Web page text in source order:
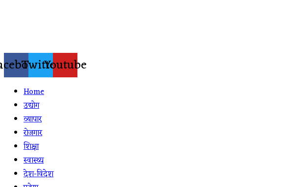
TwitterYoutube
Home
उद्योग
व्यापार
रोजगार
शिक्षा
स्वास्थ्य
देश-विदेश